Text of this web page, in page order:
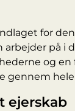
for
arbejder på i
og en
gennem
ejerskab